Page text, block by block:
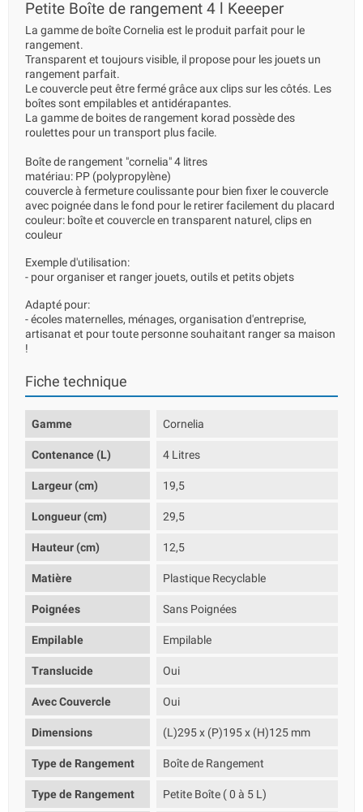
Petite Boîte de rangement 4 l Keeeper
La gamme de boîte Cornelia est le produit parfait pour le
rangement.
Transparent et toujours visible, il propose pour les jouets un
rangement parfait.
Le couvercle peut être fermé grâce aux clips sur les côtés. Les
boîtes sont empilables et antidérapantes.
La gamme de boites de rangement korad possède des
roulettes pour un transport plus facile.
Boîte de rangement "cornelia" 4 litres
matériau: PP (polypropylène)
couvercle à fermeture coulissante pour bien fixer le couvercle
avec poignée dans le fond pour le retirer facilement du placard
couleur: boîte et couvercle en transparent naturel, clips en
couleur
Exemple d'utilisation:
- pour organiser et ranger jouets, outils et petits objets
Adapté pour:
- écoles maternelles, ménages, organisation d'entreprise,
artisanat et pour toute personne souhaitant ranger sa maison
!
Fiche technique
Gamme Cornelia
Contenance (L) 4 Litres
Largeur (cm) 19,5
Longueur (cm) 29,5
Hauteur (cm) 12,5
Matière Plastique Recyclable
Poignées Sans Poignées
Empilable Empilable
Translucide Oui
Avec Couvercle Oui
Dimensions (L)295 x (P)195 x (H)125 mm
Type de Rangement Boîte de Rangement
Type de Rangement Petite Boîte ( 0 à 5 L)